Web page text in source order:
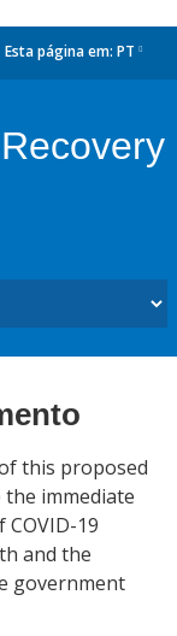
Esta página em: PT
this proposed
immediate
19
and the
government